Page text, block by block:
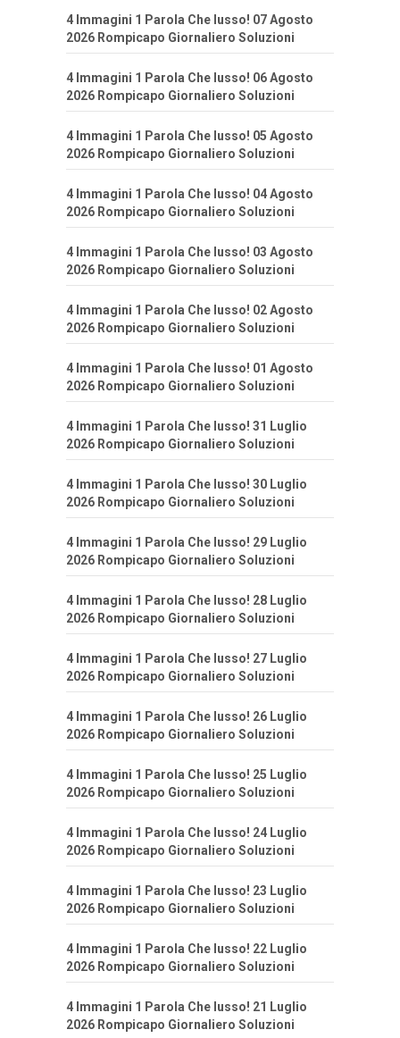
4 Immagini 1 Parola Che lusso! 07 Agosto
2026 Rompicapo Giornaliero Soluzioni
4 Immagini 1 Parola Che lusso! 06 Agosto
2026 Rompicapo Giornaliero Soluzioni
4 Immagini 1 Parola Che lusso! 05 Agosto
2026 Rompicapo Giornaliero Soluzioni
4 Immagini 1 Parola Che lusso! 04 Agosto
2026 Rompicapo Giornaliero Soluzioni
4 Immagini 1 Parola Che lusso! 03 Agosto
2026 Rompicapo Giornaliero Soluzioni
4 Immagini 1 Parola Che lusso! 02 Agosto
2026 Rompicapo Giornaliero Soluzioni
4 Immagini 1 Parola Che lusso! 01 Agosto
2026 Rompicapo Giornaliero Soluzioni
4 Immagini 1 Parola Che lusso! 31 Luglio
2026 Rompicapo Giornaliero Soluzioni
4 Immagini 1 Parola Che lusso! 30 Luglio
2026 Rompicapo Giornaliero Soluzioni
4 Immagini 1 Parola Che lusso! 29 Luglio
2026 Rompicapo Giornaliero Soluzioni
4 Immagini 1 Parola Che lusso! 28 Luglio
2026 Rompicapo Giornaliero Soluzioni
4 Immagini 1 Parola Che lusso! 27 Luglio
2026 Rompicapo Giornaliero Soluzioni
4 Immagini 1 Parola Che lusso! 26 Luglio
2026 Rompicapo Giornaliero Soluzioni
4 Immagini 1 Parola Che lusso! 25 Luglio
2026 Rompicapo Giornaliero Soluzioni
4 Immagini 1 Parola Che lusso! 24 Luglio
2026 Rompicapo Giornaliero Soluzioni
4 Immagini 1 Parola Che lusso! 23 Luglio
2026 Rompicapo Giornaliero Soluzioni
4 Immagini 1 Parola Che lusso! 22 Luglio
2026 Rompicapo Giornaliero Soluzioni
4 Immagini 1 Parola Che lusso! 21 Luglio
2026 Rompicapo Giornaliero Soluzioni